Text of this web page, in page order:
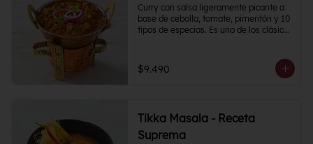
Curry con salsa ligeramente picante a
base de cebolla, tomate, pimentón y 10
tipos de especias. Es uno de los clásicos
favorita.
$9.490
Tikka Masala - Receta
Suprema